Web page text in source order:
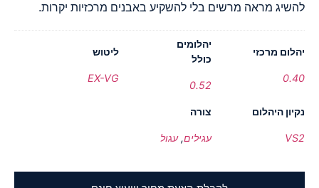
להשיג מראה מרשים בלי להשקיע באבנים מרכזיות יקרות.
יהלום מרכזי
0.40
יהלומים
כולל
0.52
ליטוש
EX-VG
נקיון היהלום
VS2
צורה
עגילים,עגול